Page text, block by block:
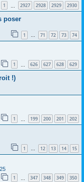
1 2927 2928 2929 2930
poser
1 … 71 72 73 74
1 626 627 628 629
!)
1 199 200 201 202
1 … 12 13 14 15
1 347 348 349 350